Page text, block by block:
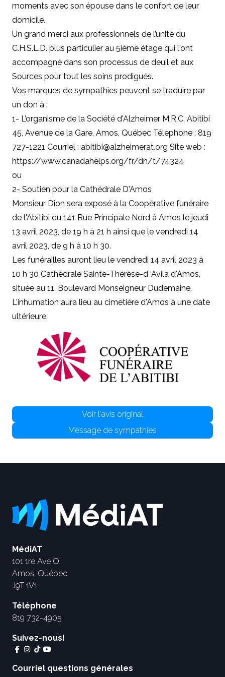
moments avec son épouse dans le confort de leur
domicile.
Un grand merci aux professionnels de l’unité du
C.H.S.L.D. plus particulier au 5ième étage qui l'ont
accompagné dans son processus de deuil et aux
Sources pour tout les soins prodigués.
Vos marques de sympathies peuvent se traduire par
un don à :
1- L’organisme de la Société d'Alzheimer M.R.C. Abitibi
45, Avenue de la Gare, Amos, Québec Téléphone : 819
727-1221 Courriel : abitibi@alzheimerat.org Site web :
https://www.canadahelps.org/fr/dn/t/74324
ou
2- Soutien pour la Cathédrale D'Amos
Monsieur Dion sera exposé à la Coopérative funéraire
de l'Abitibi du 141 Rue Principale Nord à Amos le jeudi
13 avril 2023, de 19 h à 21 h ainsi que le vendredi 14
avril 2023, de 9 h à 10 h 30.
Les funérailles auront lieu le vendredi 14 avril 2023 à
10 h 30 Cathédrale Sainte-Thérèse-d ‘Avila d'Amos,
située au 11, Boulevard Monseigneur Dudemaine.
L'inhumation aura lieu au cimetière d'Amos à une date
ultérieure.
Voir l'avis original
Message de sympathies
MédiAT
101 1re Ave O
Amos, Québec
J9T 1V1
Téléphone
819 732-4905
Suivez-nous!
Courriel questions générales